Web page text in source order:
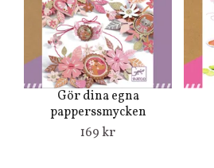
Gör dina egna
papperssmycken
169 kr